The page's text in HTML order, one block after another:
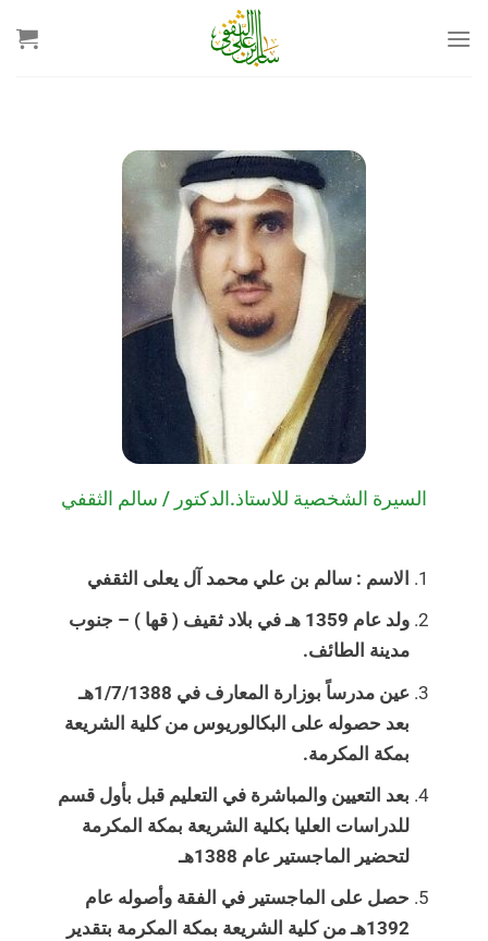
السيرة الشخصية للاستاذ.الدكتور / سالم الثقفي
الاسم : سالم بن علي محمد آل يعلى الثقفي
ولد عام 1359 هـ في بلاد ثقيف ( قها ) – جنوب
مدينة الطائف.
عين مدرساً بوزارة المعارف في 1/7/1388هـ
بعد حصوله على البكالوريوس من كلية الشريعة
بمكة المكرمة.
بعد التعيين والمباشرة في التعليم قبل بأول قسم
للدراسات العليا بكلية الشريعة بمكة المكرمة
لتحضير الماجستير عام 1388هـ
حصل على الماجستير في الفقة وأصوله عام
1392هـ من كلية الشريعة بمكة المكرمة بتقدير